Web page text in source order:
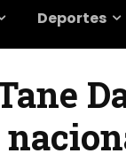
Deportes